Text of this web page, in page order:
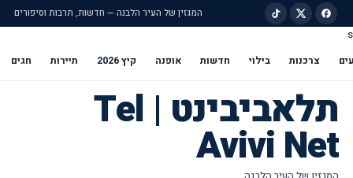
המגזין של העיר הלבנה — חדשות, תרבות וסיפורים
s
צרכנות בילוי חדשות אופנה קיץ 2026 תיירות חגים
תלאביבינט | Tel
Avivi Net